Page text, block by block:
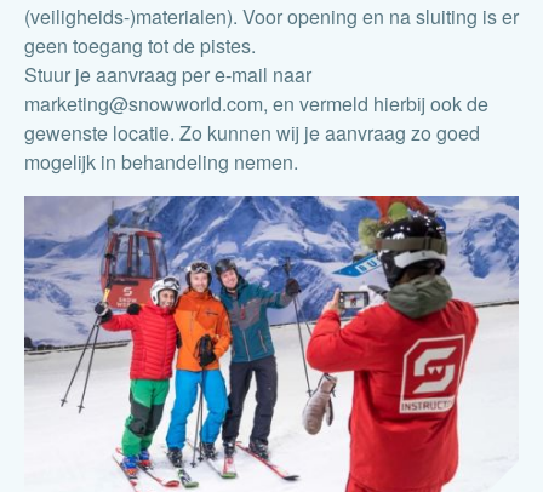
(veiligheids-)materialen). Voor opening en na sluiting is er
geen toegang tot de pistes.
Stuur je aanvraag per e-mail naar
marketing@snowworld.com, en vermeld hierbij ook de
gewenste locatie. Zo kunnen wij je aanvraag zo goed
mogelijk in behandeling nemen.